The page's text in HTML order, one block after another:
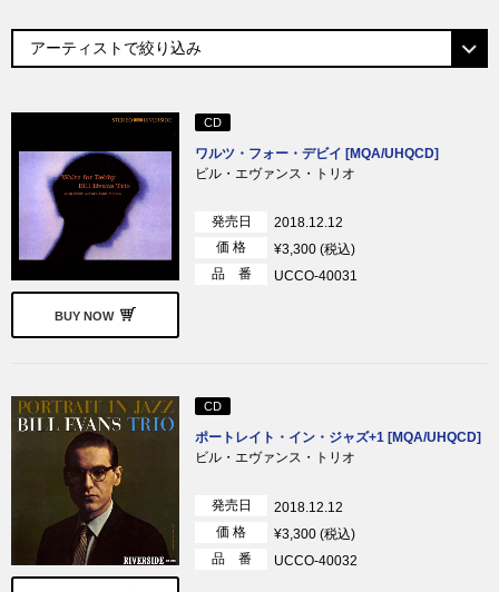
BUY NOW
CD
ワルツ・フォー・デビイ [MQA/UHQCD]
ビル・エヴァンス・トリオ
発売日
2018.12.12
価 格
¥3,300 (税込)
品 番
UCCO-40031
CD
ポートレイト・イン・ジャズ+1 [MQA/UHQCD]
ビル・エヴァンス・トリオ
発売日
2018.12.12
価 格
¥3,300 (税込)
品 番
UCCO-40032